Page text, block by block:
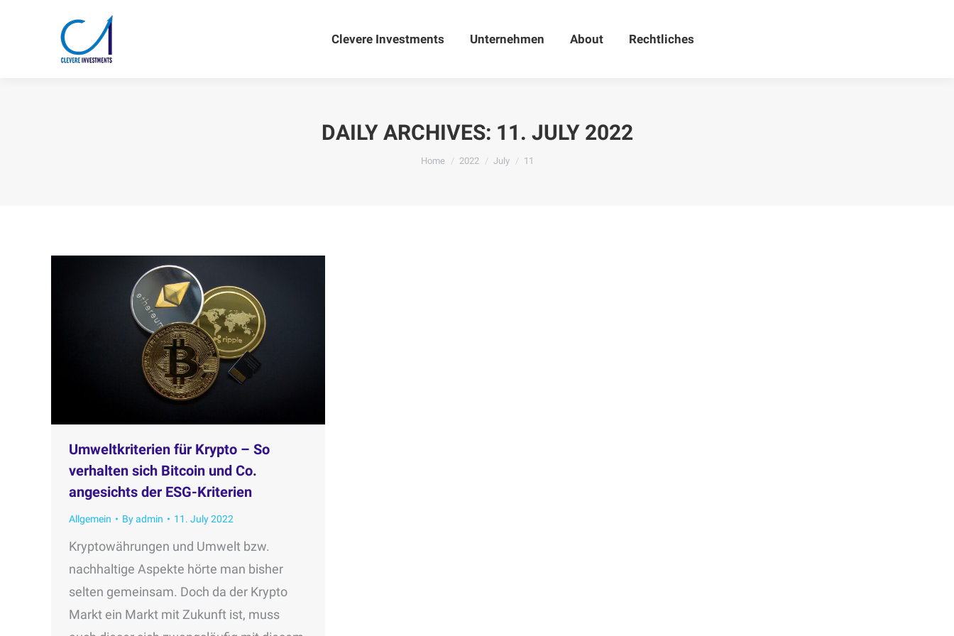
Clevere Investments Unternehmen About Rechtliches
DAILY ARCHIVES: 11. JULY 2022
You are here:
Home 2022 July 11
Umweltkriterien für Krypto – So
verhalten sich Bitcoin und Co.
angesichts der ESG-Kriterien
Allgemein Byadmin 11. July 2022
Kryptowährungen und Umwelt bzw.
nachhaltige Aspekte hörte man bisher
selten gemeinsam. Doch da der Krypto
Markt ein Markt mit Zukunft ist, muss
Clevere Investments Unternehmen About Rechtliches